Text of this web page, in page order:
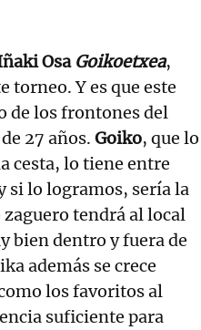
Osa Goikoetxea,
torneo. Y es que este
de los frontones del
27 años. Goiko, que lo
cesta, lo tiene entre
si lo logramos, sería la
tendrá al local
bien dentro y fuera de
además se crece
los favoritos al
suficiente para